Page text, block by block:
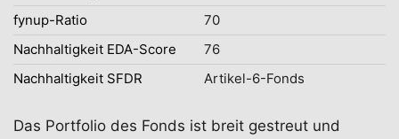
fynup-Ratio
70
Nachhaltigkeit EDA-Score
76
Nachhaltigkeit SFDR
Artikel-6-Fonds
Das Portfolio des Fonds ist breit gestreut und